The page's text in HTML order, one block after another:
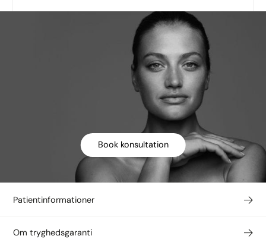
Book konsultation
Patientinformationer
Om tryghedsgaranti